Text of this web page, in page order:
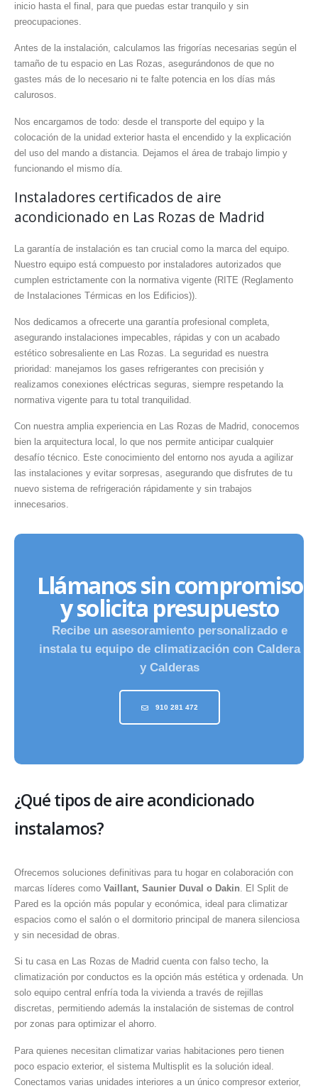
inicio hasta el final, para que puedas estar tranquilo y sin
preocupaciones.
Antes de la instalación, calculamos las frigorías necesarias según el
tamaño de tu espacio en Las Rozas, asegurándonos de que no
gastes más de lo necesario ni te falte potencia en los días más
calurosos.
Nos encargamos de todo: desde el transporte del equipo y la
colocación de la unidad exterior hasta el encendido y la explicación
del uso del mando a distancia. Dejamos el área de trabajo limpio y
funcionando el mismo día.
Instaladores certificados de aire
acondicionado en Las Rozas de Madrid
La garantía de instalación es tan crucial como la marca del equipo.
Nuestro equipo está compuesto por instaladores autorizados que
cumplen estrictamente con la normativa vigente (RITE (Reglamento
de Instalaciones Térmicas en los Edificios)).
Nos dedicamos a ofrecerte una garantía profesional completa,
asegurando instalaciones impecables, rápidas y con un acabado
estético sobresaliente en Las Rozas. La seguridad es nuestra
prioridad: manejamos los gases refrigerantes con precisión y
realizamos conexiones eléctricas seguras, siempre respetando la
normativa vigente para tu total tranquilidad.
Con nuestra amplia experiencia en Las Rozas de Madrid, conocemos
bien la arquitectura local, lo que nos permite anticipar cualquier
desafío técnico. Este conocimiento del entorno nos ayuda a agilizar
las instalaciones y evitar sorpresas, asegurando que disfrutes de tu
nuevo sistema de refrigeración rápidamente y sin trabajos
innecesarios.
Llámanos sin compromiso
y solicita presupuesto
Recibe un asesoramiento personalizado e
instala tu equipo de climatización con Caldera
y Calderas
910 281 472
¿Qué tipos de aire acondicionado
instalamos?
Ofrecemos soluciones definitivas para tu hogar en colaboración con
marcas líderes como Vaillant, Saunier Duval o Dakin. El Split de
Pared es la opción más popular y económica, ideal para climatizar
espacios como el salón o el dormitorio principal de manera silenciosa
y sin necesidad de obras.
Si tu casa en Las Rozas de Madrid cuenta con falso techo, la
climatización por conductos es la opción más estética y ordenada. Un
solo equipo central enfría toda la vivienda a través de rejillas
discretas, permitiendo además la instalación de sistemas de control
por zonas para optimizar el ahorro.
Para quienes necesitan climatizar varias habitaciones pero tienen
poco espacio exterior, el sistema Multisplit es la solución ideal.
Conectamos varias unidades interiores a un único compresor exterior,